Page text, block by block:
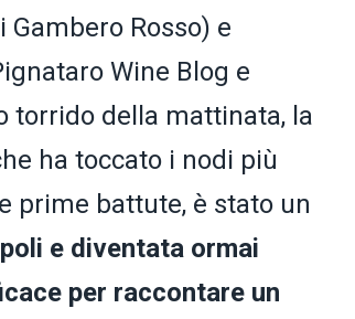
Rosso) e
Wine Blog e
torrido della mattinata, la
ha toccato i nodi più
prime battute, è stato un
e diventata ormai
per raccontare un